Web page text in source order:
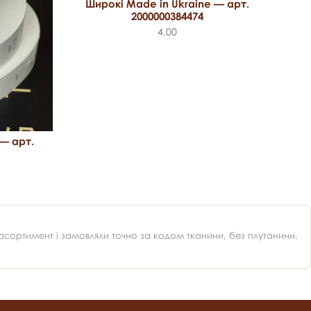
арт.
Широкі Made in Ukraine — арт.
2000000384474
4.00
і замовляли точно за кодом тканини, без плутанини.